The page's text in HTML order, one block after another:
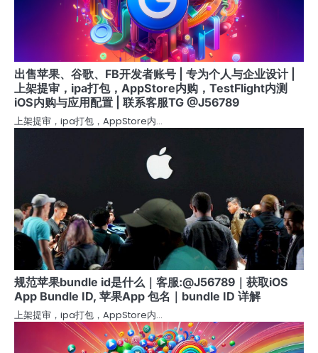
出售苹果、谷歌、FB开发者账号 | 专为个人与企业设计 |
上架提审，ipa打包，AppStore内购，TestFlight内测
iOS内购与应用配置 | 联系客服TG @J56789
上架提审，ipa打包，AppStore内…
规范苹果bundle id是什么｜客服:@J56789｜获取iOS
App Bundle ID, 苹果App 包名｜bundle ID 详解
上架提审，ipa打包，AppStore内…